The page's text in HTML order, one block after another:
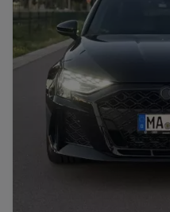
McLaren
Tesla
Bentley